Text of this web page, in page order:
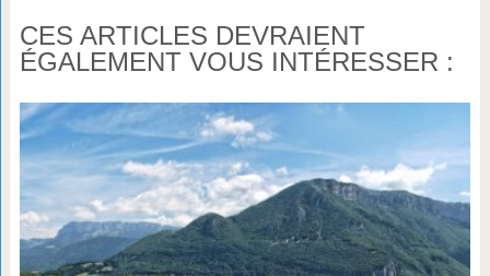
CES ARTICLES DEVRAIENT
ÉGALEMENT VOUS INTÉRESSER :